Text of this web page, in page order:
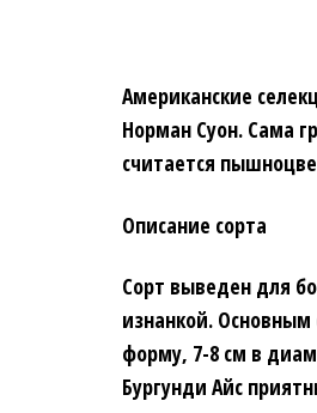
Американские
Норман Суон. Сама
считается
Описание сорта
Сорт выведен для
изнанкой.
форму, 7-8 см в
Бургунди Айс